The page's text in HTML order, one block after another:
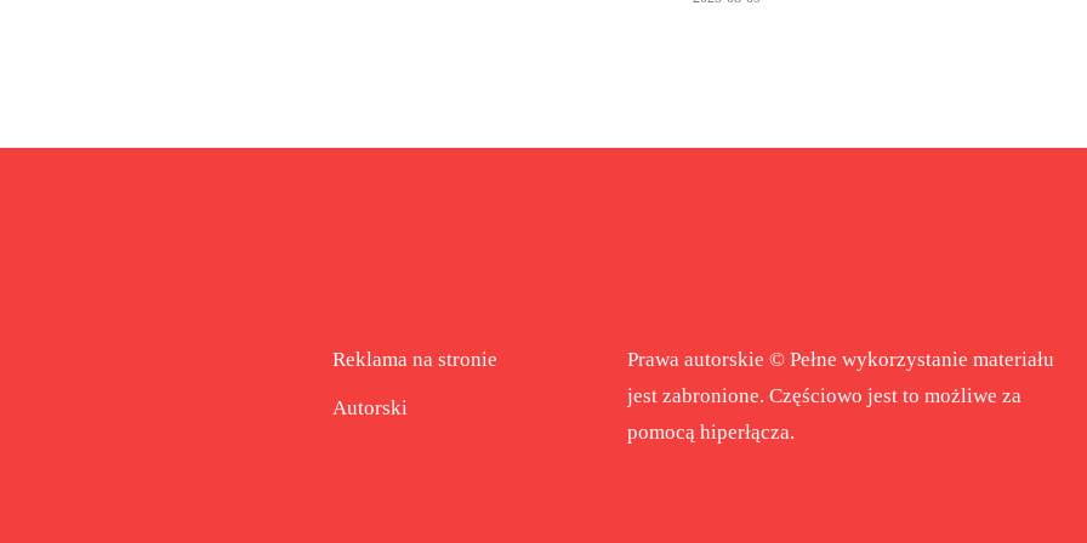
Reklama na stronie
Autorski
Prawa autorskie © Pełne wykorzystanie materiału
jest zabronione. Częściowo jest to możliwe za
pomocą hiperłącza.